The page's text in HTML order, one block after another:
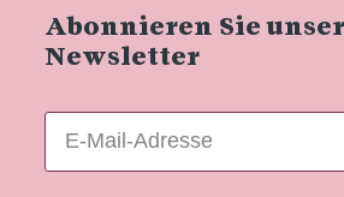
Abonnieren Sie
Newsletter